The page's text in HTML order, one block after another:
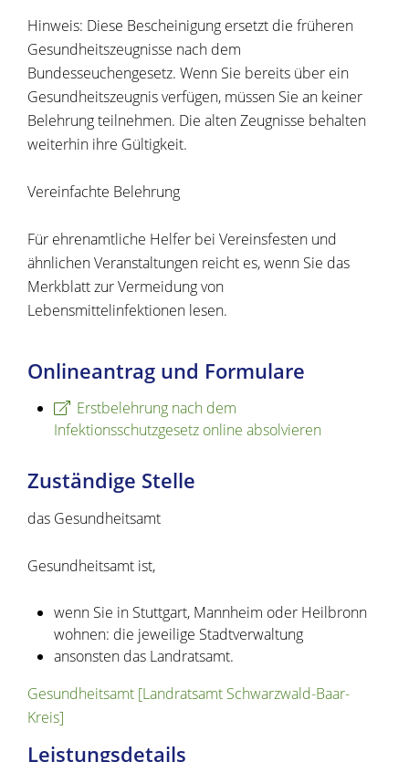
Hinweis: Diese Bescheinigung ersetzt die früheren
Gesundheitszeugnisse nach dem
Bundesseuchengesetz. Wenn Sie bereits über ein
Gesundheitszeugnis verfügen, müssen Sie an keiner
Belehrung teilnehmen. Die alten Zeugnisse behalten
weiterhin ihre Gültigkeit.
Vereinfachte Belehrung
Für ehrenamtliche Helfer bei Vereinsfesten und
ähnlichen Veranstaltungen reicht es, wenn Sie das
Merkblatt zur Vermeidung von
Lebensmittelinfektionen lesen.
Onlineantrag und Formulare
Erstbelehrung nach dem
Infektionsschutzgesetz online absolvieren
Zuständige Stelle
das Gesundheitsamt
Gesundheitsamt ist,
wenn Sie in Stuttgart, Mannheim oder Heilbronn
wohnen: die jeweilige Stadtverwaltung
ansonsten das Landratsamt.
Gesundheitsamt [Landratsamt Schwarzwald-Baar-
Kreis]
Leistungsdetails